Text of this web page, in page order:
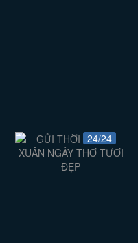
24/24